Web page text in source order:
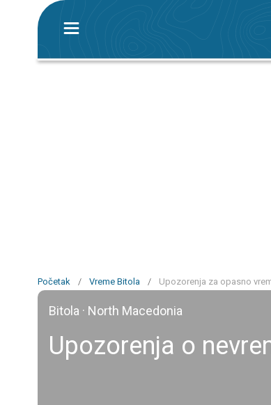
Početak / Vreme Bitola / Upozorenja za opasno
Bitola · North Macedonia
Upozorenja o